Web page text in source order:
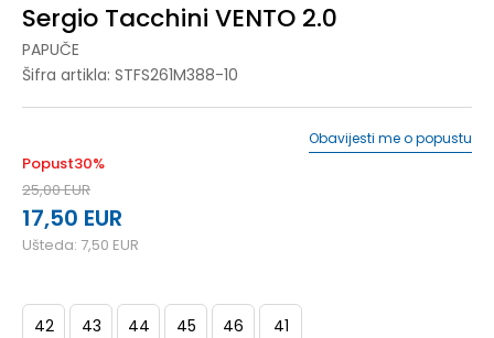
Sergio Tacchini VENTO 2.0
PAPUČE
Šifra artikla: STFS261M388-10
Popust30%
25,00EUR
17,50 EUR
Ušteda: 7,50 EUR
Obavijesti me o popustu
42 43 44 45 46 41